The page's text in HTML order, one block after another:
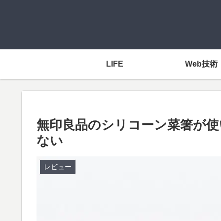
LIFE Web技術
無印良品のシリコーン菜箸が
ない
レビュー